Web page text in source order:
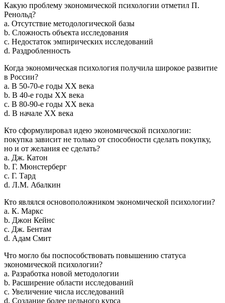
Какую проблему экономической психологии отметил П.
Ренольд?
a. Отсутствие методологической базы
b. Сложность объекта исследования
c. Недостаток эмпирических исследований
d. Раздробленность
Когда экономическая психология получила широкое развитие
в России?
a. В 50-70-е годы XX века
b. В 40-е годы XX века
c. В 80-90-е годы XX века
d. В начале XX века
Кто сформулировал идею экономической психологии:
покупка зависит не только от способности сделать покупку,
но и от желания ее сделать?
a. Дж. Катон
b. Г. Мюнстерберг
c. Г. Тард
d. Л.М. Абалкин
Кто являлся основоположником экономической психологии?
a. К. Маркс
b. Джон Кейнс
c. Дж. Бентам
d. Адам Смит
Что могло бы поспособствовать повышению статуса
экономической психологии?
a. Разработка новой методологии
b. Расширение области исследований
c. Увеличение числа исследований
d. Создание более цельного курса